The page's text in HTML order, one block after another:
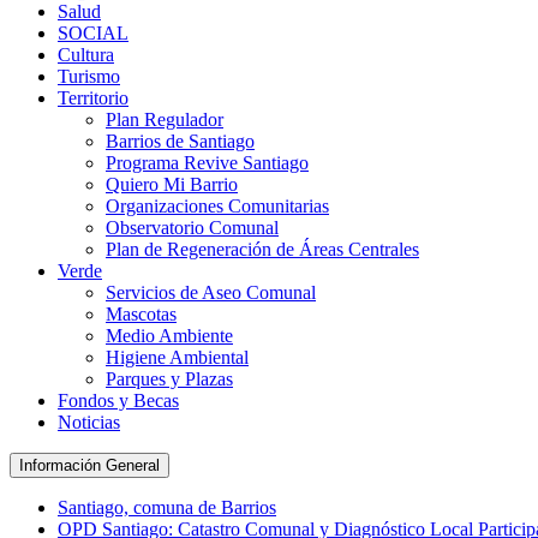
Salud
SOCIAL
Cultura
Turismo
Territorio
Plan Regulador
Barrios de Santiago
Programa Revive Santiago
Quiero Mi Barrio
Organizaciones Comunitarias
Observatorio Comunal
Plan de Regeneración de Áreas Centrales
Verde
Servicios de Aseo Comunal
Mascotas
Medio Ambiente
Higiene Ambiental
Parques y Plazas
Fondos y Becas
Noticias
Información General
Santiago, comuna de Barrios
OPD Santiago: Catastro Comunal y Diagnóstico Local